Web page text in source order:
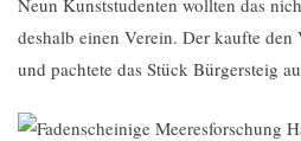
Neun Kunststudenten wollten das
deshalb einen Verein. Der kaufte
und pachtete das Stück Bürgersteig